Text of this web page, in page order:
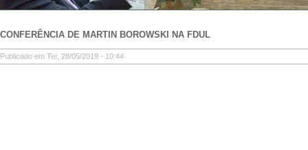
CONFERÊNCIA DE MARTIN BOROWSKI NA FDUL
Publicado em Ter, 28/05/2019 - 10:44